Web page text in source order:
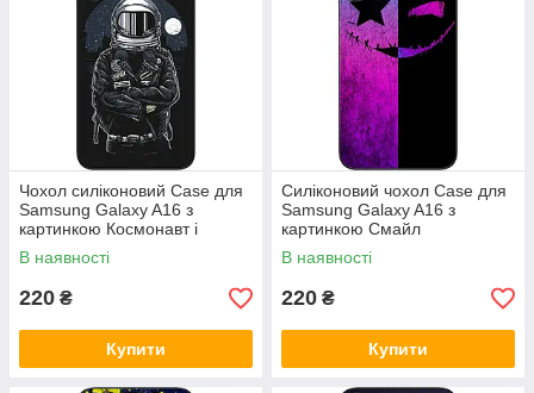
Чохол силіконовий Case для
Samsung Galaxy A16 з
картинкою Космонавт і
місяць
В наявності
220 ₴
Купити
Силіконовий чохол Case для
Samsung Galaxy A16 з
картинкою Смайл
В наявності
220 ₴
Купити